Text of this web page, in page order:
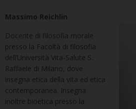
Massimo Reichlin
Docente di filosofia morale
presso la Facoltà di filosofia
dell’Università Vita-Salute S.
Raffaele di Milano, dove
insegna etica della vita ed etica
contemporanea. Insegna
inoltre bioetica presso la